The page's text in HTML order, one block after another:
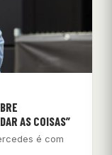
AS COISAS”
é com